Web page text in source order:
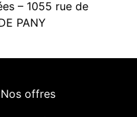
– 1055 rue de
PANY
Nos offres